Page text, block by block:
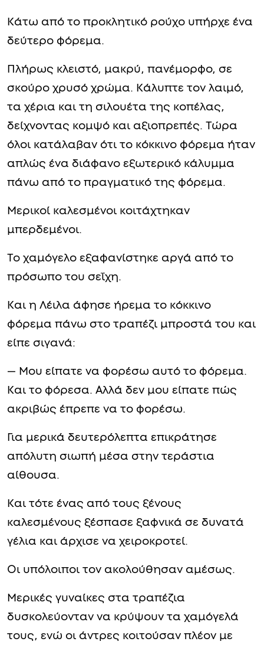
Κάτω από το προκλητικό ρούχο υπήρχε ένα
δεύτερο φόρεμα.
Πλήρως κλειστό, μακρύ, πανέμορφο, σε
σκούρο χρυσό χρώμα. Κάλυπτε τον λαιμό,
τα χέρια και τη σιλουέτα της κοπέλας,
δείχνοντας κομψό και αξιοπρεπές. Τώρα
όλοι κατάλαβαν ότι το κόκκινο φόρεμα ήταν
απλώς ένα διάφανο εξωτερικό κάλυμμα
πάνω από το πραγματικό της φόρεμα.
Μερικοί καλεσμένοι κοιτάχτηκαν
μπερδεμένοι.
Το χαμόγελο εξαφανίστηκε αργά από το
πρόσωπο του σεΐχη.
Και η Λέιλα άφησε ήρεμα το κόκκινο
φόρεμα πάνω στο τραπέζι μπροστά του και
είπε σιγανά:
— Μου είπατε να φορέσω αυτό το φόρεμα.
Και το φόρεσα. Αλλά δεν μου είπατε πώς
ακριβώς έπρεπε να το φορέσω.
Για μερικά δευτερόλεπτα επικράτησε
απόλυτη σιωπή μέσα στην τεράστια
αίθουσα.
Και τότε ένας από τους ξένους
καλεσμένους ξέσπασε ξαφνικά σε δυνατά
γέλια και άρχισε να χειροκροτεί.
Οι υπόλοιποι τον ακολούθησαν αμέσως.
Μερικές γυναίκες στα τραπέζια
δυσκολεύονταν να κρύψουν τα χαμόγελά
τους, ενώ οι άντρες κοιτούσαν πλέον με